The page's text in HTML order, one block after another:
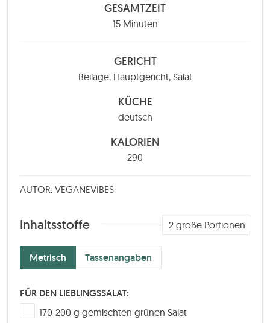
GESAMTZEIT
15Minuten
Minuten
GERICHT
Beilage, Hauptgericht, Salat
KÜCHE
deutsch
KALORIEN
290
AUTOR: VEGANEVIBES
Inhaltsstoffe
Metrisch Tassenangaben
2 große Portionen
FÜR DEN LIEBLINGSSALAT:
▢
170-200 g gemischten grünen Salat